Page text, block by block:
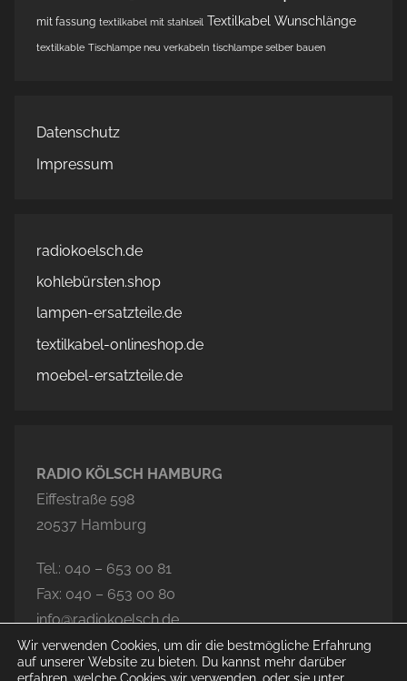
mit fassung textilkabel mit stahlseil Textilkabel Wunschlänge
textilkable Tischlampe neu verkabeln tischlampe selber bauen
Datenschutz
Impressum
radiokoelsch.de
kohlebürsten.shop
lampen-ersatzteile.de
textilkabel-onlineshop.de
moebel-ersatzteile.de
RADIO KÖLSCH HAMBURG
Eiffestraße 598
20537 Hamburg
Tel.: 040 – 653 00 81
Fax: 040 – 653 00 80
info@radiokoelsch.de
Wir verwenden Cookies, um dir die bestmögliche Erfahrung
auf unserer Website zu bieten. Du kannst mehr darüber